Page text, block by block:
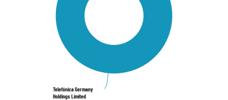
Telefónica Germany
Holdings Limited
Telefónica Germany
Holdings Limited